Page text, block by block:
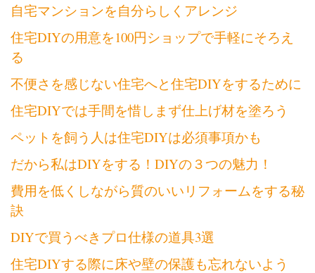
自宅マンションを自分らしくアレンジ
住宅DIYの用意を100円ショップで手軽にそろえ
る
不便さを感じない住宅へと住宅DIYをするために
住宅DIYでは手間を惜しまず仕上げ材を塗ろう
ペットを飼う人は住宅DIYは必須事項かも
だから私はDIYをする！DIYの３つの魅力！
費用を低くしながら質のいいリフォームをする秘
訣
DIYで買うべきプロ仕様の道具3選
住宅DIYする際に床や壁の保護も忘れないよう